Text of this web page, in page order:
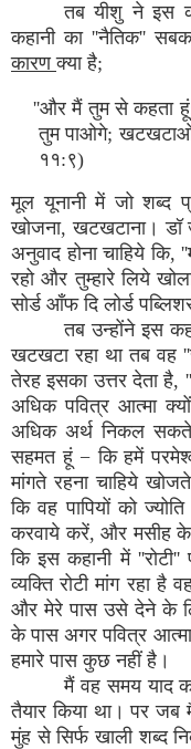
तब यीशु ने इस
कहानी का ''नैतिक''
कारणक्या है;
''और मैं तुम से कहता हूं;
तुम पाओगे; खटखटाओ,
११:९)
मूल यूनानी में जो शब्द
खोजना, खटखटाना। डॉ
अनुवाद होना चाहिये कि,
रहो और तुम्हारे लिये
सोर्ड आँफ दि लोर्ड
तब उन्होंने इस
खटखटा रहा था तब वह
तेरह इसका उत्तर देता है,
अधिक पवित्र आत्मा
अधिक अर्थ निकल
सहमत हूं − कि हमें
मांगते रहना चाहिये
कि वह पापियों को
करवाये करें, और मसीह
कि इस कहानी में
व्यक्ति रोटी मांग रहा है
और मेरे पास उसे देने के
के पास अगर पवित्र
हमारे पास कुछ नहीं है।
मैं वह समय याद
तैयार किया था। पर जब
मुंह से सिर्फ खाली शब्द